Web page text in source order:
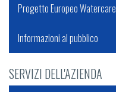
Progetto Europeo Watercare
Informazioni al pubblico
SERVIZI DELL'AZIENDA